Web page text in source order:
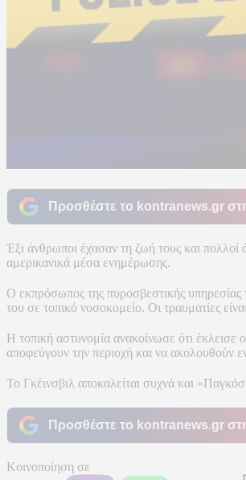
Προσθέστε το kontranews.gr
Έξι άνθρωποι έχασαν τη ζωή τους και πολλοί
αμερικανικά μέσα ενημέρωσης.
Ο εκπρόσωπος της πυροσβεστικής
του σε τοπικό νοσοκομείο. Οι τραυματίες
Η τοπική αστυνομία ανακοίνωσε ότι
αποφεύγουν την περιοχή και να
Το Γκέινσβιλ αποκαλείται συχνά και
Προσθέστε το kontranews.gr
Κοινοποίηση σε